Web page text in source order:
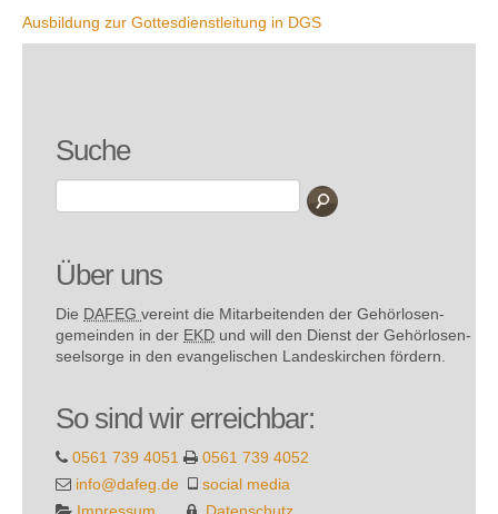
Ausbildung zur Gottesdienstleitung in DGS
Suche
Über uns
Die DAFEG vereint die Mitarbeitenden der Gehör­losen­
gemeinden in der EKD und will den Dienst der Gehör­losen­
seel­sorge in den evange­lischen Landes­kirchen fördern.
So sind wir erreichbar:
0561 739 4051
0561 739 4052
info@dafeg.de
social media